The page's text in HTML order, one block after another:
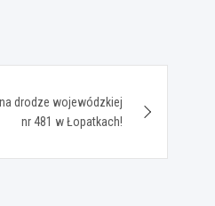
drodze wojewódzkiej
nr 481 w Łopatkach!